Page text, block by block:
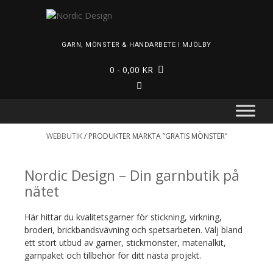
GARN, MÖNSTER & HANDARBETE I MJÖLBY
0 - 0,00 KR
WEBBUTIK/ PRODUKTER MÄRKTA ”GRATIS MÖNSTER”
Nordic Design – Din garnbutik på
nätet
Här hittar du kvalitetsgarner för stickning, virkning,
broderi, brickbandsvävning och spetsarbeten. Välj bland
ett stort utbud av garner, stickmönster, materialkit,
garnpaket och tillbehör för ditt nästa projekt.